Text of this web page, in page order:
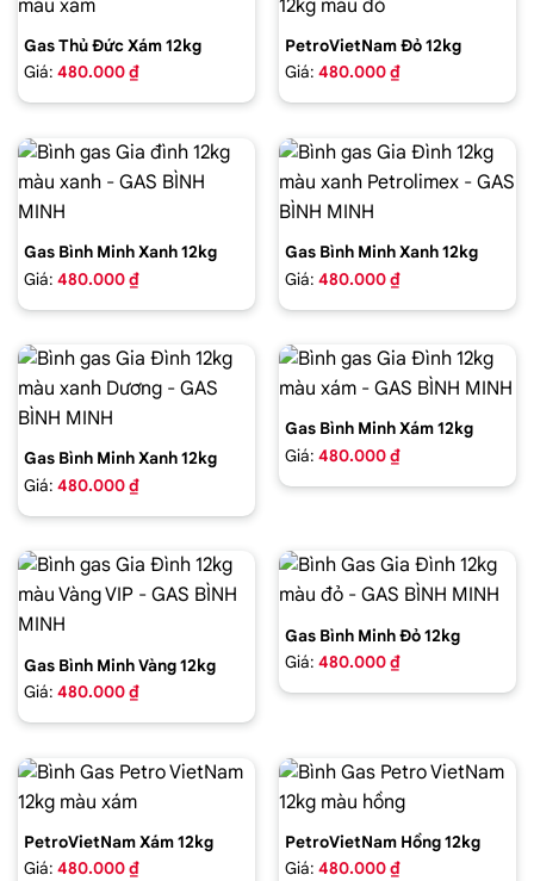
Gas Thủ Đức Xám 12kg
Giá: 480.000 ₫
PetroVietNam Đỏ 12kg
Giá: 480.000 ₫
Gas Bình Minh Xanh 12kg
Giá: 480.000 ₫
Gas Bình Minh Xanh 12kg
Giá: 480.000 ₫
Gas Bình Minh Xanh 12kg
Giá: 480.000 ₫
Gas Bình Minh Xám 12kg
Giá: 480.000 ₫
Gas Bình Minh Vàng 12kg
Giá: 480.000 ₫
Gas Bình Minh Đỏ 12kg
Giá: 480.000 ₫
PetroVietNam Xám 12kg
Giá: 480.000 ₫
PetroVietNam Hồng 12kg
Giá: 480.000 ₫